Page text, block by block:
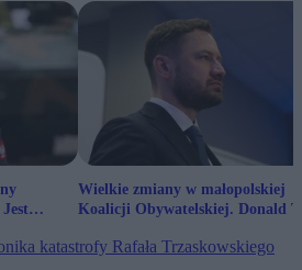
Wielkie zmiany w małopolskiej
Koalicji Obywatelskiej. Donald
katastrofy Rafała Trzaskowskiego